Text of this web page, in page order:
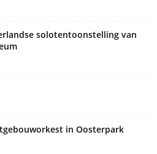
solotentoonstelling van
in Oosterpark